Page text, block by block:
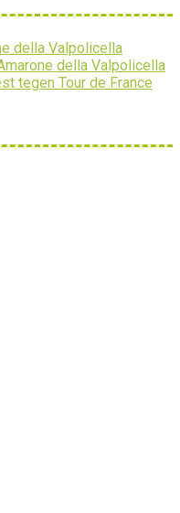
della Valpolicella
della Valpolicella
tegen Tour de France